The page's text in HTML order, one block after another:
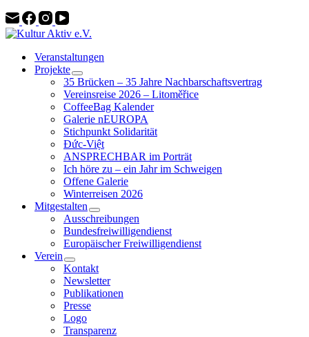
Veranstaltungen
Projekte
35 Brücken – 35 Jahre Nachbarschaftsvertrag
Vereinsreise 2026 – Litoměřice
CoffeeBag Kalender
Galerie nEUROPA
Stichpunkt Solidarität
Đức-Việt
ANSPRECHBAR im Porträt
Ich höre zu – ein Jahr im Schweigen
Offene Galerie
Winterreisen 2026
Mitgestalten
Ausschreibungen
Bundesfreiwilligendienst
Europäischer Freiwilligendienst
Verein
Kontakt
Newsletter
Publikationen
Presse
Logo
Transparenz